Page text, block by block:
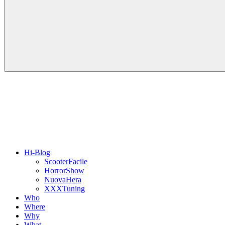
Hi-Blog
ScooterFacile
HorrorShow
NuovaHera
XXXTuning
Who
Where
Why